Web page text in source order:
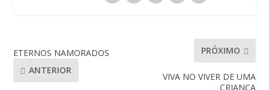
ETERNOS NAMORADOS
ANTERIOR
PRÓXIMO
VIVA NO VIVER DE UMA
CRIANÇA